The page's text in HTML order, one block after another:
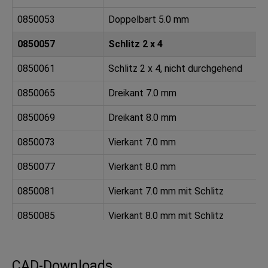
0850053 Doppelbart 5.0 mm
0850057 Schlitz 2 x 4
0850061 Schlitz 2 x 4, nicht durchgehend
0850065 Dreikant 7.0 mm
0850069 Dreikant 8.0 mm
0850073 Vierkant 7.0 mm
0850077 Vierkant 8.0 mm
0850081 Vierkant 7.0 mm mit Schlitz
0850085 Vierkant 8.0 mm mit Schlitz
0850093 Innensechskant 8.0 mm